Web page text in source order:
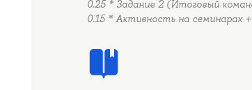
0.25 * Задание 2 (Итоговый
0.15 * Активность на семинарах